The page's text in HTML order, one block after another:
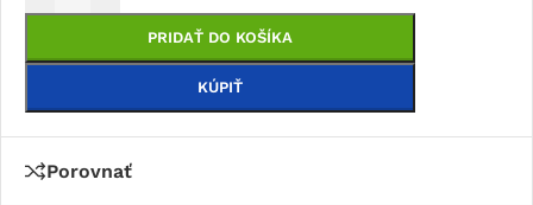
PRIDAŤ DO KOŠÍKA
KÚPIŤ
Porovnať